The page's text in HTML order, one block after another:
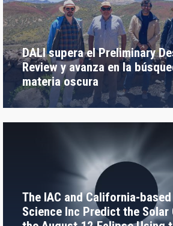
DALI supera el Preliminary
Review y avanza en la
materia oscura
The IAC and California-
Science Inc Predict the